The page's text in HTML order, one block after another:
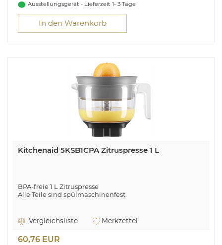
Ausstellungsgerät - Lieferzeit 1- 3 Tage
In den Warenkorb
Kitchenaid 5KSB1CPA Zitruspresse 1 L
BPA-freie 1 L Zitruspresse
Alle Teile sind spülmaschinenfest.
Vergleichsliste Merkzettel
60,76 EUR